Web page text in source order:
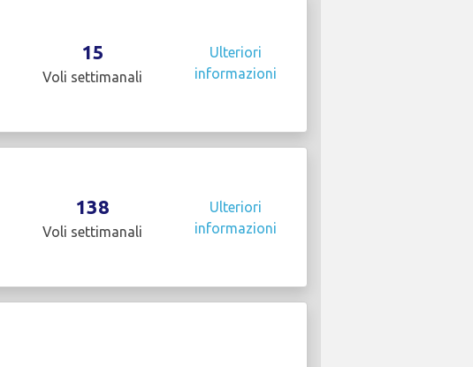
15
Voli settimanali
Ulteriori
informazioni
138
Voli settimanali
Ulteriori
informazioni